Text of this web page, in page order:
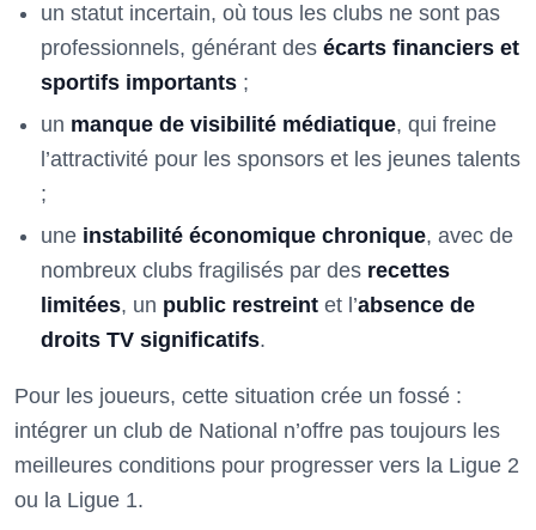
un statut incertain, où tous les clubs ne sont pas
professionnels, générant des écarts financiers et
sportifs importants ;
un manque de visibilité médiatique, qui freine
l’attractivité pour les sponsors et les jeunes talents
;
une instabilité économique chronique, avec de
nombreux clubs fragilisés par des recettes
limitées, un public restreint et l’absence de
droits TV significatifs.
Pour les joueurs, cette situation crée un fossé :
intégrer un club de National n’offre pas toujours les
meilleures conditions pour progresser vers la Ligue 2
ou la Ligue 1.